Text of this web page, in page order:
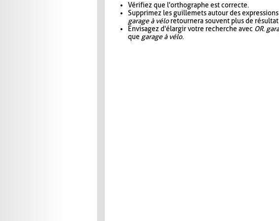
Vérifiez que l'orthographe est correcte.
Supprimez les guillemets autour des
garage à véloretournera souvent plus de
Envisagez d'élargir votre recherche avec OR.
que garage à vélo.